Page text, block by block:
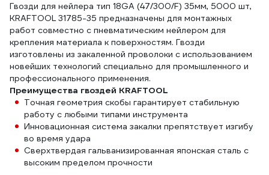
Гвозди для нейлера тип 18GA (47/300/F) 35мм, 5000 шт,
KRAFTOOL 31785-35 предназначены для монтажных
работ совместно с пневматическим нейлером для
крепления материала к поверхностям. Гвозди
изготовлены из закаленной проволоки с использованием
новейших технологий специально для промышленного и
профессионального применения.
Преимущества гвоздей KRAFTOOL
Точная геометрия скобы гарантирует стабильную
работу с любыми типами инструмента
Инновационная система закалки препятствует изгибу
во время удара
Сверхтвердая гальванизированная японская сталь с
высоким пределом прочности